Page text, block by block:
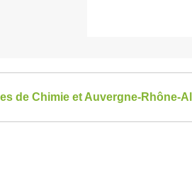
de Chimie et Auvergne-Rhône-